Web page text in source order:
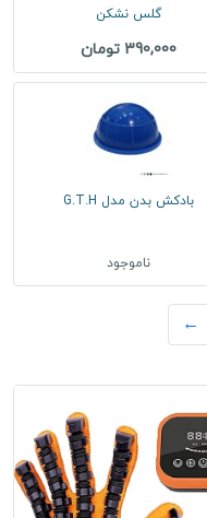
گلس نشکن
390,000 تومان
بادکش بدن مدل G.T.H
ناموجود
←